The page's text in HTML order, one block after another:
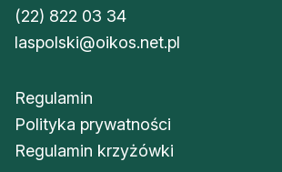
(22) 822 03 34
laspolski@oikos.net.pl
Regulamin
Polityka prywatności
Regulamin krzyżówki